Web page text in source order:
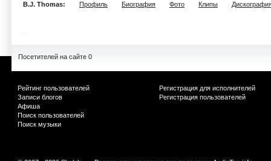
B.J. Thomas: Профиль Биография Фото Клипы
Посетителей на сайте 0
Рейтинг пользователей
Записи блогов
Афиша
Поиск пользователей
Поиск музыки
Регистрация для исполнителей
Регистрация пользователей